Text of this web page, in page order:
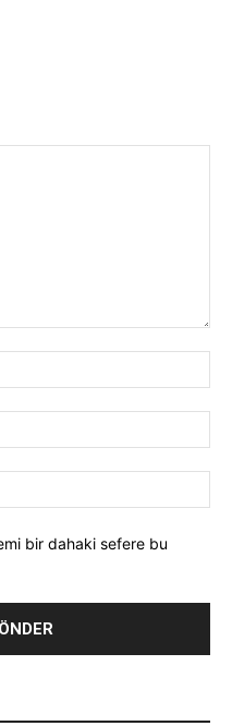
bir dahaki sefere bu